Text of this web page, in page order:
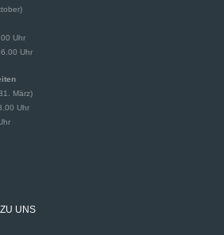
Uhr
Uhr
März)
Uhr
UNS